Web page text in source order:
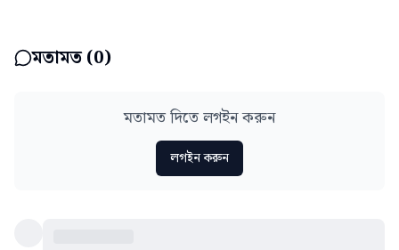
মতামত (0)
মতামত দিতে লগইন করুন
লগইন করুন